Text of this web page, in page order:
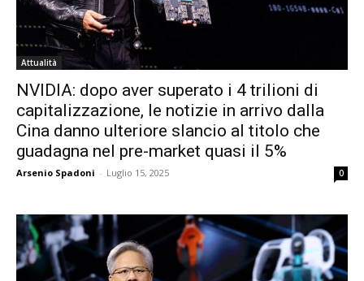
Attualità
NVIDIA: dopo aver superato i 4 trilioni di
capitalizzazione, le notizie in arrivo dalla
Cina danno ulteriore slancio al titolo che
guadagna nel pre-market quasi il 5%
Arsenio Spadoni - Luglio 15, 2025 0